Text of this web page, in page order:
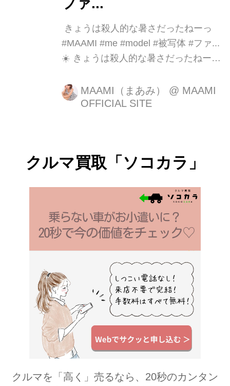
ファ...
️ きょうは殺人的な暑さだったねーっ
#MAAMI #me #model #被写体 #ファ...
☀️ きょうは殺人的な暑さだったねーっ
ンダー越しの私の世界 #ファインダー
越しのわたし ...
MAAMI（まあみ） @ MAAMI
OFFICIAL SITE
クルマ買取「ソコカラ」
クルマを「高く」売るなら、20秒のカンタン